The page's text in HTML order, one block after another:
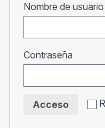
Nombre de
Contraseña
Acceso